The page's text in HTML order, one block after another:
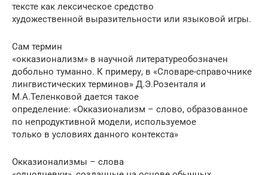
тексте как лексическое средство
художественной выразительности или языковой игры.
Сам термин
«окказионализм» в научной литературеобозначен
добольно туманно. К примеру, в «Словаре-справочнике
лингвистических терминов» Д.Э.Розенталя и
М.А.Теленковой дается такое
определение: «Окказионализм – слово, образованное
по непродуктивной модели, используемое
только в условиях данного контекста»
Окказионализмы – слова